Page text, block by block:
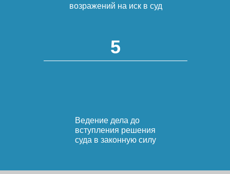
возражений на иск в суд
5
Ведение дела до
вступления решения
суда в законную силу